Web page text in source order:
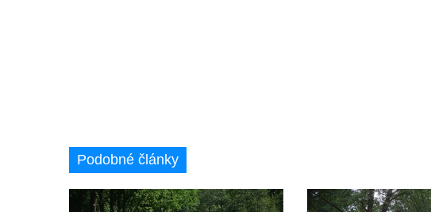
Silniční most u Budyně nad Ohří
Silniční most přes Ohři mezi Doksany a
Brozany nad Ohří
Podobné články